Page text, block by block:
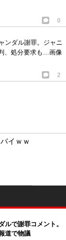
0
ンダル謝罪。ジャニ
、処分要求も…画像
2
イｗｗ
ルで謝罪コメント。
道で物議